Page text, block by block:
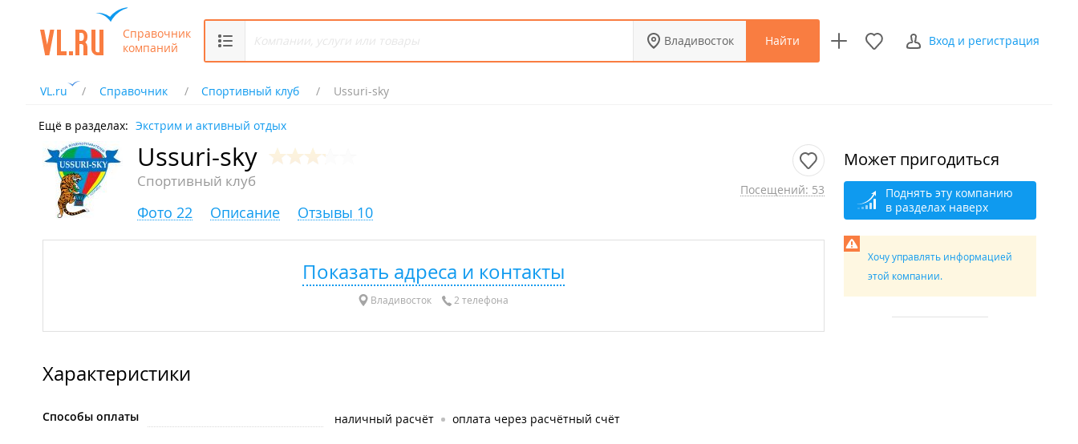
Справочник
компаний
Владивосток Найти Вход и регистрация
VL.ru Справочник Спортивный клуб Ussuri-sky
Ещё в разделах: Экстрим и активный отдых
Ussuri-sky
Спортивный клуб Посещений: 53
Фото 22 Описание Отзывы 10
Показать адреса и контакты
Владивосток 2 телефона
Характеристики
Способы оплаты наличный расчёт оплата через расчётный счёт
Может пригодиться
Поднять эту компанию
в разделах наверх
Хочу управлять информацией
этой компании.